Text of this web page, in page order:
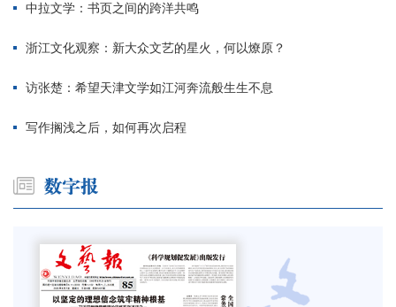
中拉文学：书页之间的跨洋共鸣
浙江文化观察：新大众文艺的星火，何以燎原？
访张楚：希望天津文学如江河奔流般生生不息
写作搁浅之后，如何再次启程